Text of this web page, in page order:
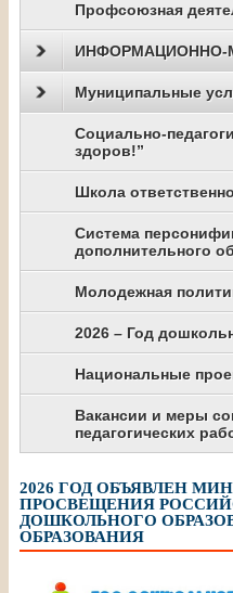
Профсоюзная
ИНФОРМАЦИОННО-
Муниципальные
Социально-
здоров!”
Школа
Система
дополнительного
Молодежная
2026 – Год
Национальные
Вакансии и меры
педагогических
2026 ГОД ОБЪЯВЛЕН
ПРОСВЕЩЕНИЯ
ДОШКОЛЬНОГО
ОБРАЗОВАНИЯ